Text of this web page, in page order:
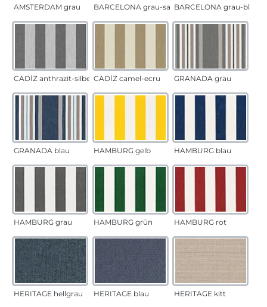
AMSTERDAM grau BARCELONA grau-sandBARCELONA grau-blau
CADÍZ anthrazit-silber CADÍZ camel-ecru GRANADA grau
GRANADA blau HAMBURG gelb HAMBURG blau
HAMBURG grau HAMBURG grün HAMBURG rot
HERITAGE hellgrau HERITAGE blau HERITAGE kitt